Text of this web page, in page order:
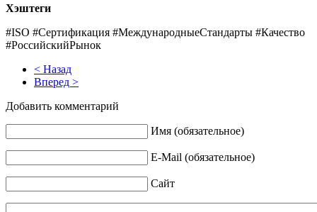
Хэштеги
#ISO #Сертификация #МеждународныеСтандарты #Качество
#РоссийскийРынок
< Назад
Вперед >
Добавить комментарий
Имя (обязательное)
E-Mail (обязательное)
Сайт